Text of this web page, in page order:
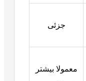
جزئی
معمولا بیشتر